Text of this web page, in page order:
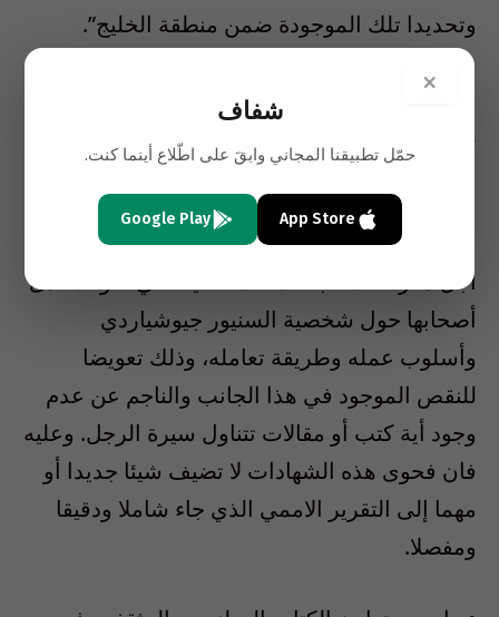
وتحديدا تلك الموجودة ضمن منطقة الخليج”.
• جاء كتابك مدعماً بشهادات بعض النخب البحرينية
… ما قيمة تلك الشهادات؟ ألم يكن كافياً ما قام به
السنيور والتقرير الذي قدمه للأمم المتحدة؟
• الغرض من إيراد تلك الشهادات، كان فقط من
اجل معرفة الانطباعات الشخصية التي تكونت لدى
أصحابها حول شخصية السنيور جيوشياردي
وأسلوب عمله وطريقة تعامله، وذلك تعويضا
للنقص الموجود في هذا الجانب والناجم عن عدم
وجود أية كتب أو مقالات تتناول سيرة الرجل. وعليه
فان فحوى هذه الشهادات لا تضيف شيئا جديدا أو
مهما إلى التقرير الاممي الذي جاء شاملا ودقيقا
ومفصلا.
×
شفاف
حمّل تطبيقنا المجاني وابقَ على اطّلاع أينما كنت.
App Store
Google Play